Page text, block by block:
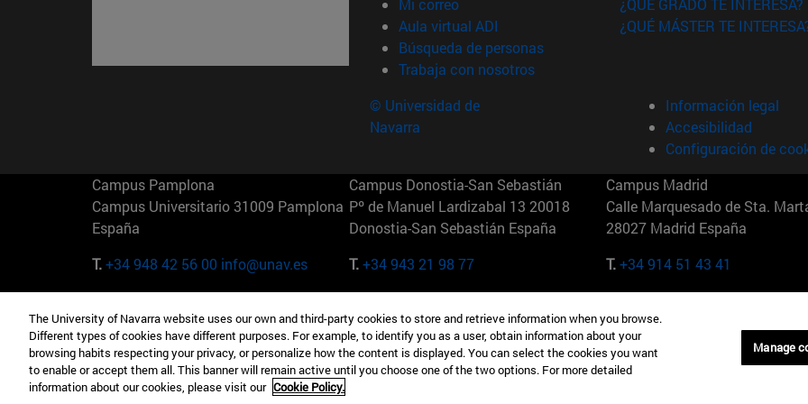
Mi correo
Aula virtual ADI (abre en nueva ventana)
Búsqueda de personas(abre en nueva ventana)
Trabaja con nosotros(abre en nueva ventana)
¿QUÉ GRADO TE INTERESA?
¿QUÉ MÁSTER TE
© Universidad de
Navarra
Información legal
Accesibilidad
Configuración de
Campus Pamplona
Campus Universitario 31009 Pamplona
España
T.+34 948 42 56 00 info@unav.es
Campus Donostia-San Sebastián
Pº de Manuel Lardizabal 13 20018
Donostia-San Sebastián España
T.+34 943 21 98 77
Campus Madrid
Calle Marquesado de Sta.
28027 Madrid España
T.+34 914 51 43 41
Camino del Cerro Águila 3 28023
Madrid España
T.+34 912 11 30 00
165 W 57th St 10019-2201 Nueva York
EE.UU
T.+1 646 346 8850
Maria-Theresia-Straße 15
Múnich Alemania
T.+49 89 24209790
The University of Navarra website uses our own and third-party cookies to store and retrieve information when you browse.
Different types of cookies have different purposes. For example, to identify you as a user, obtain information about your
browsing habits respecting your privacy, or personalize how the content is displayed. You can select the cookies you want
to enable or accept them all. This banner will remain active until you choose one of the two options. For more detailed
information about our cookies, please visit our Cookie Policy.
Manage